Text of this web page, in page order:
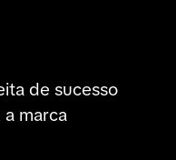
de sucesso
marca